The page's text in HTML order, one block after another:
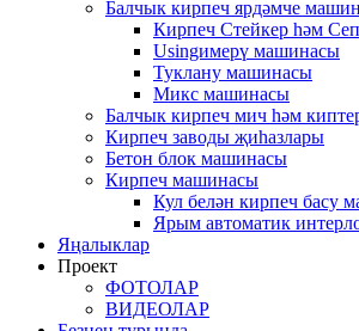
Балчык кирпеч ярдәмче
Кирпеч Стейкер һәм
Usingимерү машинасы
Туклану машинасы
Микс машинасы
Балчык кирпеч мич һәм
Кирпеч заводы җиһазлары
Бетон блок машинасы
Кирпеч машинасы
Кул белән кирпеч басу
Ярым автоматик
Яңалыклар
Проект
ФОТОЛАР
ВИДЕОЛАР